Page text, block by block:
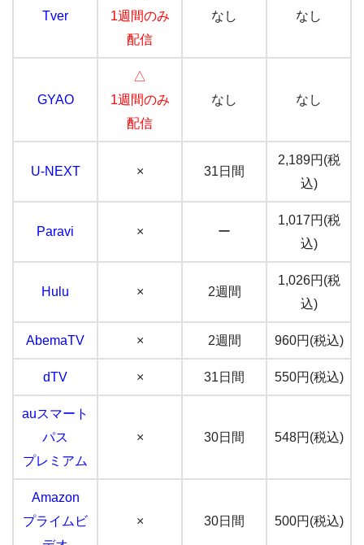
Tver
1週間のみ
配信
なし なし
GYAO
△
1週間のみ
配信
なし なし
U-NEXT × 31日間
2,189円(税
込)
Paravi × ー
1,017円(税
込)
Hulu × 2週間
1,026円(税
込)
AbemaTV × 2週間 960円(税込)
dTV × 31日間 550円(税込)
auスマート
パス
プレミアム
× 30日間 548円(税込)
Amazon
プライムビ
× 30日間 500円(税込)